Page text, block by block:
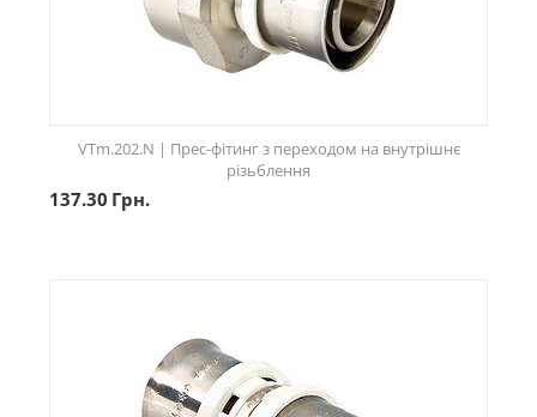
VTm.202.N | Прес-фітинг з переходом на внутрішнє
різьблення
137.30 Грн.